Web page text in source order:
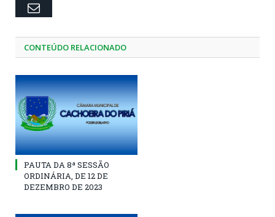
Email
CONTEÚDO RELACIONADO
PAUTA DA 8ª SESSÃO
ORDINÁRIA, DE 12 DE
DEZEMBRO DE 2023